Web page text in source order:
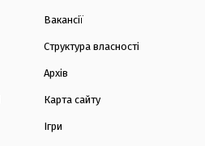
Вакансії
Структура власності
Архів
Карта сайту
Ігри